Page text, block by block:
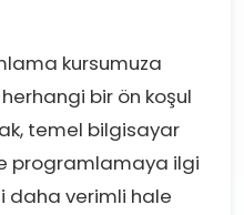
kursumuza
bir ön koşul
temel bilgisayar
programlamaya ilgi
daha verimli hale